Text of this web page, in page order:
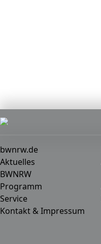
bwnrw.de
Aktuelles
BWNRW
Programm
Service
Kontakt & Impressum